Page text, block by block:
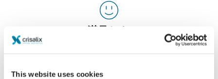
This website uses cookies
満足した
100% の女性が、事前にクリサリクス３Dシミュレ
大変満足していると話しています。*